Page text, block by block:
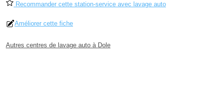
Recommander cette station-service avec lavage auto
Améliorer cette fiche
Autres centres de lavage auto à Dole